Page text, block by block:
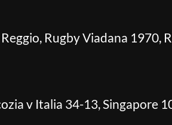
Rugby Viadana 1970,
v Italia 34-13, Singapore